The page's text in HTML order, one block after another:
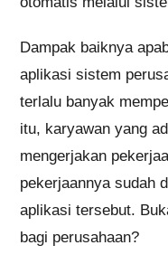
Dampak baiknya
aplikasi sistem
terlalu banyak
itu, karyawan yang
mengerjakan
pekerjaannya sudah
aplikasi tersebut.
bagi perusahaan?